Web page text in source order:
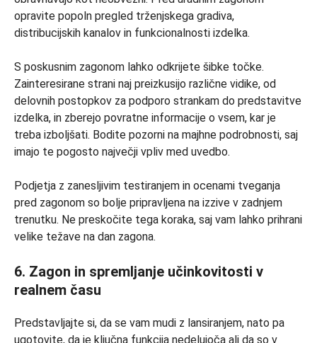
opravite popoln pregled trženjskega gradiva,
distribucijskih kanalov in funkcionalnosti izdelka.
S poskusnim zagonom lahko odkrijete šibke točke.
Zainteresirane strani naj preizkusijo različne vidike, od
delovnih postopkov za podporo strankam do predstavitve
izdelka, in zberejo povratne informacije o vsem, kar je
treba izboljšati. Bodite pozorni na majhne podrobnosti, saj
imajo te pogosto največji vpliv med uvedbo.
Podjetja z zanesljivim testiranjem in ocenami tveganja
pred zagonom so bolje pripravljena na izzive v zadnjem
trenutku. Ne preskočite tega koraka, saj vam lahko prihrani
velike težave na dan zagona.
6. Zagon in spremljanje učinkovitosti v
realnem času
Predstavljajte si, da se vam mudi z lansiranjem, nato pa
ugotovite, da je ključna funkcija nedelujoča ali da so v